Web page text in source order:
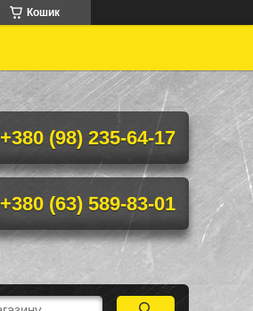
Кошик
+380 (98) 235-64-17
+380 (63) 589-83-01